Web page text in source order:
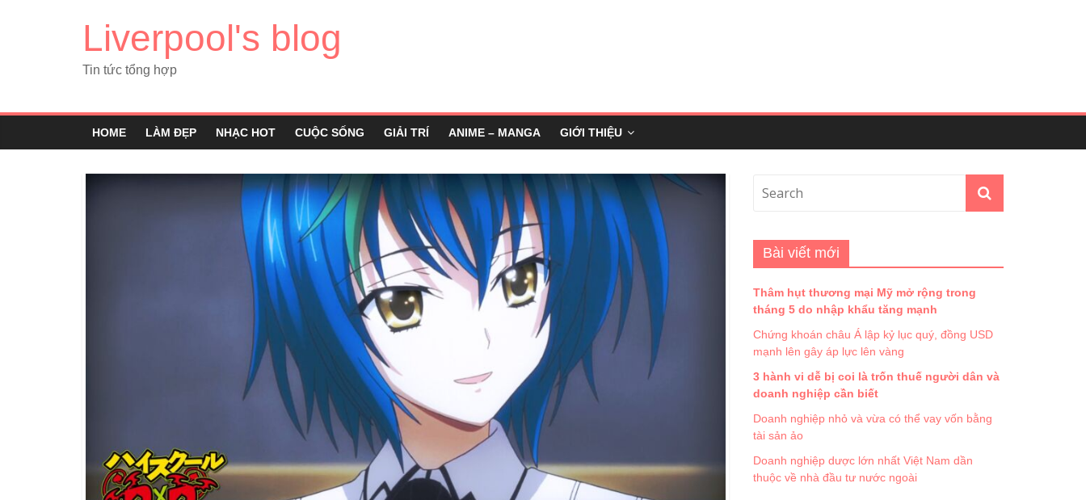
Liverpool's blog
Tin tức tổng hợp
HOME LÀM ĐẸP NHẠC HOT CUỘC SỐNG GIẢI TRÍ ANIME – MANGA GIỚI THIỆU
Bài viết mới
Thâm hụt thương mại Mỹ mở rộng trong
tháng 5 do nhập khẩu tăng mạnh
Chứng khoán châu Á lập kỷ lục quý, đồng USD
mạnh lên gây áp lực lên vàng
3 hành vi dễ bị coi là trốn thuế người dân và
doanh nghiệp cần biết
Doanh nghiệp nhỏ và vừa có thể vay vốn bằng
tài sản ảo
Doanh nghiệp dược lớn nhất Việt Nam dần
thuộc về nhà đầu tư nước ngoài